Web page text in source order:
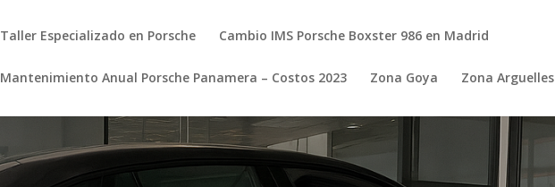
Taller Especializado en Porsche Cambio IMS Porsche Boxster 986 en Madrid
Mantenimiento Anual Porsche Panamera – Costos 2023 Zona Goya Zona Arguelles